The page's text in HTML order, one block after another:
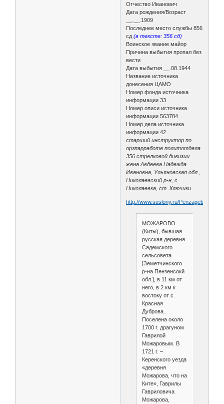
Отчество Иванович
Дата рождения/Возраст
__.__.1909
Последнее место службы 856
сд(в тексте: 356 сд)
Воинское звание майор
Причина выбытия пропал без
вести
Дата выбытия __.08.1944
Название источника
донесения ЦАМО
Номер фонда источника
информации 33
Номер описи источника
информации 563784
Номер дела источника
информации 42
старший инструктор по
оргпарработе политотдела
356 стрелковой дивизии
жена Авдеева Надежда
Ивановна, Ульяновская обл.,
Николаевский р-н, с.
Николаевка, ст. Ключики
http://www.suslony.ru/Penzagebiet/
МОЖАРОВО
(Киты), бывшая
русская деревня
Сядемского
сельсовета
[Земетчинского
р-на Пензенсокй
обл.], в 11 км от
него, в 2 км к
востоку от с.
Красная
Дуброва.
Поселена около
1700 г. драгуном
Гаврилой
Можаровым. В
1721 г. –
Керенского уезда
«деревня
Можарова, что на
Ките», Гаврилы
Гавриловича
Можарова,